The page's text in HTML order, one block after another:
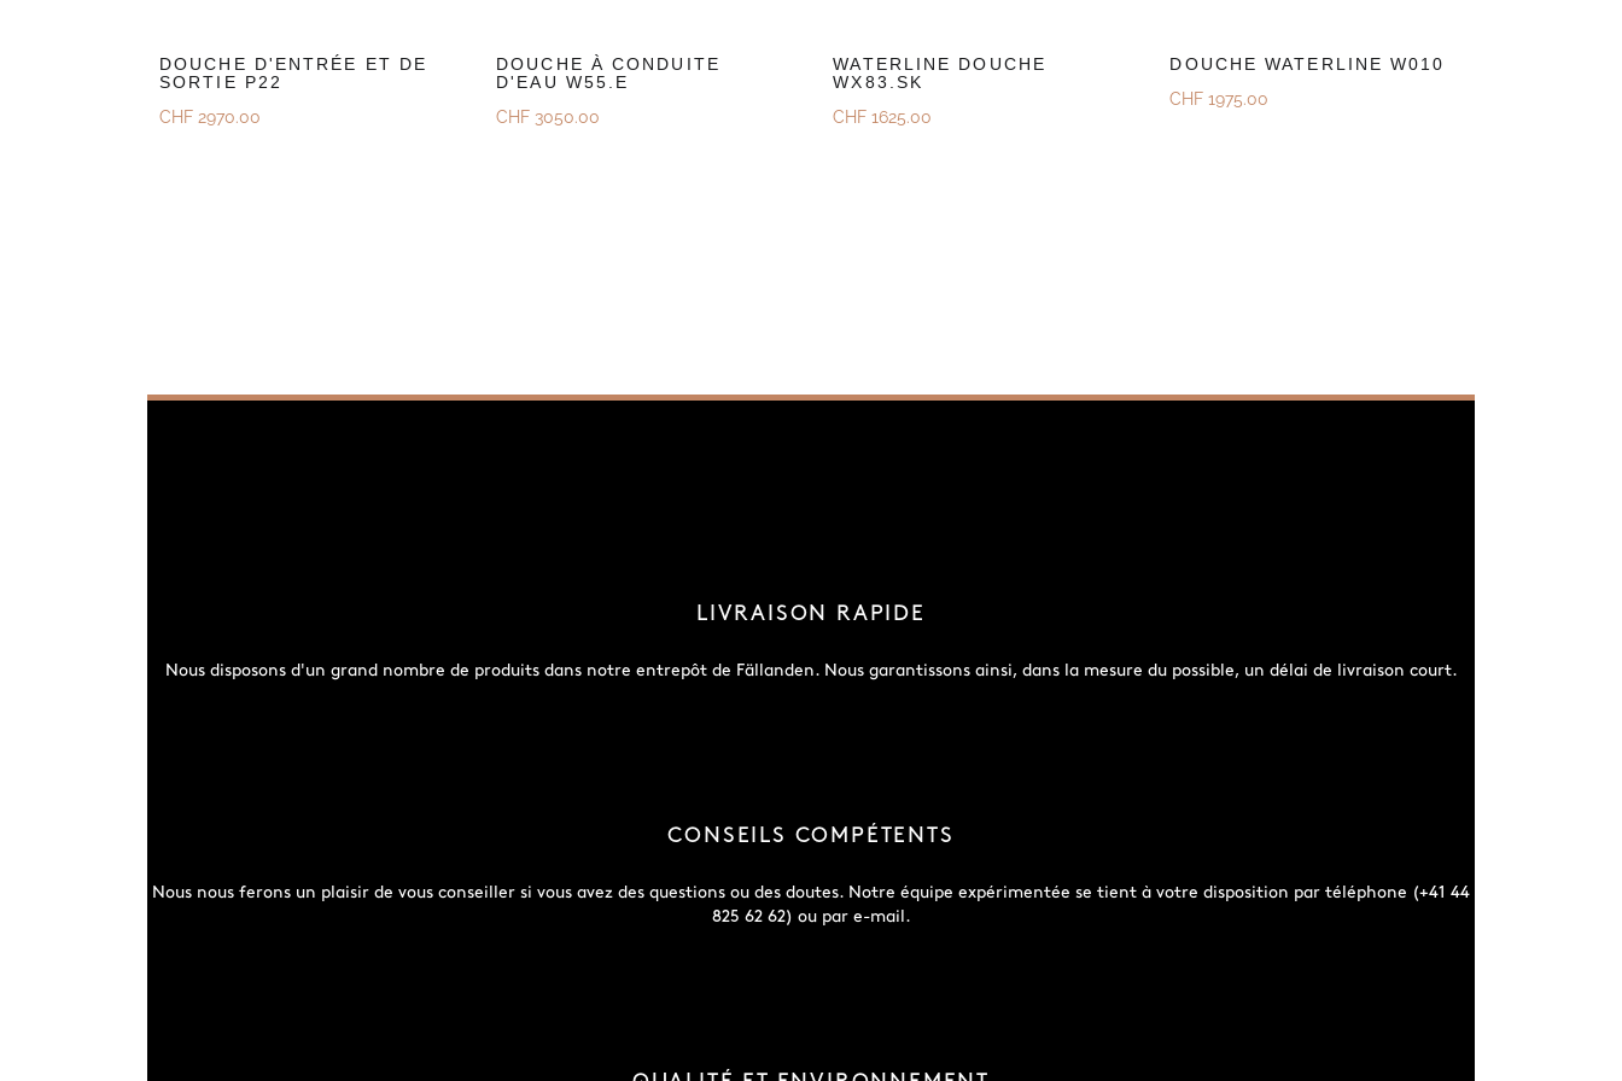
DOUCHE D'ENTRÉE ET DE
SORTIE P22
CHF 2970.00
DOUCHE À CONDUITE
D'EAU W55.E
CHF 3050.00
WATERLINE DOUCHE
WX83.SK
CHF 1625.00
DOUCHE WATERLINE W010
CHF 1975.00
LIVRAISON RAPIDE
Nous disposons d'un grand nombre de produits dans notre entrepôt de Fällanden. Nous garantissons ainsi, dans la mesure du possible, un délai de livraison court.
CONSEILS COMPÉTENTS
Nous nous ferons un plaisir de vous conseiller si vous avez des questions ou des doutes. Notre équipe expérimentée se tient à votre disposition par téléphone (+41 44
825 62 62) ou par e-mail.